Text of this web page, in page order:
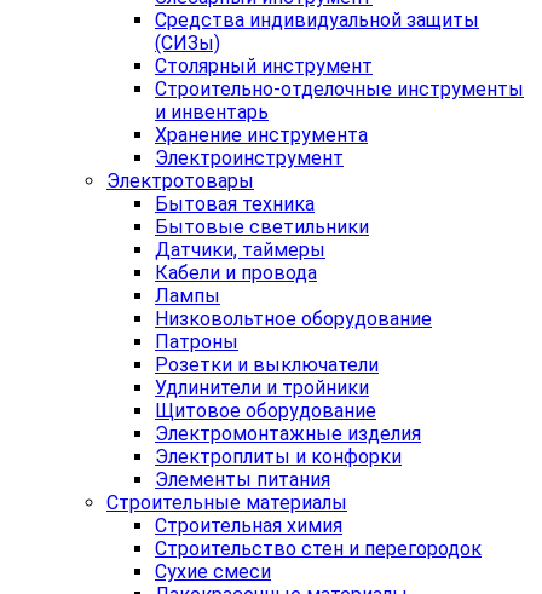
Средства индивидуальной защиты
(СИЗы)
Столярный инструмент
Строительно-отделочные инструменты
и инвентарь
Хранение инструмента
Электроинструмент
Электротовары
Бытовая техника
Бытовые светильники
Датчики, таймеры
Кабели и провода
Лампы
Низковольтное оборудование
Патроны
Розетки и выключатели
Удлинители и тройники
Щитовое оборудование
Электромонтажные изделия
Электроплиты и конфорки
Элементы питания
Строительные материалы
Строительная химия
Строительство стен и перегородок
Сухие смеси